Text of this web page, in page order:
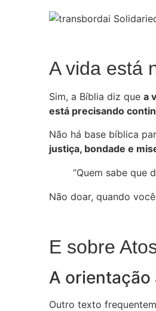
A vida está
Sim, a Bíblia diz que a
está precisando
Não há base bíblica
justiça, bondade e
“Quem sabe que
Não doar, quando
E sobre
A orientação
Outro texto